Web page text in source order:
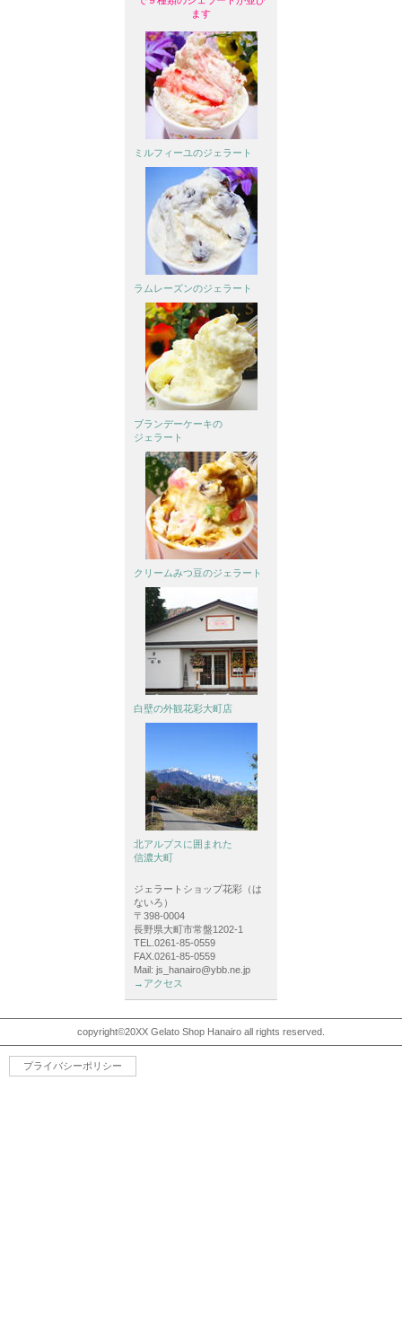
ます
ミルフィーユのジェラート
ラムレーズンのジェラート
ブランデーケーキの
ジェラート
クリームみつ豆のジェラート
白壁の外観花彩大町店
北アルプスに囲まれた
信濃大町
ジェラートショップ花彩（は
ないろ）
〒398-0004
長野県大町市常盤1202-1
TEL.0261-85-0559
FAX.0261-85-0559
Mail: js_hanairo@ybb.ne.jp
→アクセス
copyright©20XX Gelato Shop Hanairo all rights reserved.
プライバシーポリシー